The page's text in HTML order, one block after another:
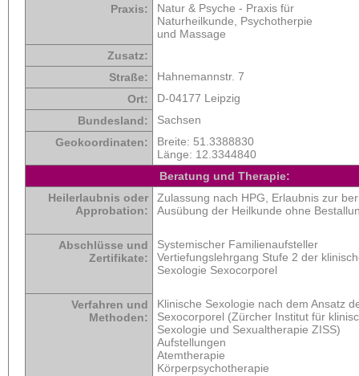
Praxis:
Natur & Psyche - Praxis für
Naturheilkunde, Psychotherpie
und Massage
Zusatz:
Straße:
Hahnemannstr. 7
Ort:
D-04177 Leipzig
Bundesland:
Sachsen
Geokoordinaten:
Breite: 51.3388830
Länge: 12.3344840
Beratung und Therapie:
Heilerlaubnis oder
Approbation:
Zulassung nach HPG, Erlaubnis zur
Ausübung der Heilkunde ohne
Abschlüsse und
Zertifikate:
Systemischer Familienaufsteller
Vertiefungslehrgang Stufe 2 der
Sexologie Sexocorporel
Verfahren und
Methoden:
Klinische Sexologie nach dem Ansatz
Sexocorporel (Zürcher Institut für
Sexologie und Sexualtherapie ZISS)
Aufstellungen
Atemtherapie
Körperpsychotherapie